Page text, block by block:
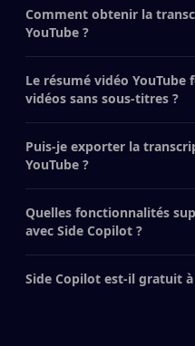
Comment obtenir la
YouTube ?
Le résumé vidéo
vidéos sans sous-titres ?
Puis-je exporter la
YouTube ?
Quelles fonctionnalités
avec Side Copilot ?
Side Copilot est-il gratuit